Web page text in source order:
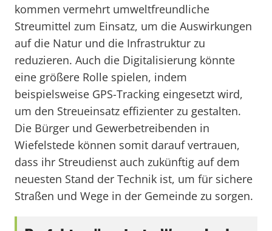
kommen vermehrt umweltfreundliche
Streumittel zum Einsatz, um die Auswirkungen
auf die Natur und die Infrastruktur zu
reduzieren. Auch die Digitalisierung könnte
eine größere Rolle spielen, indem
beispielsweise GPS-Tracking eingesetzt wird,
um den Streueinsatz effizienter zu gestalten.
Die Bürger und Gewerbetreibenden in
Wiefelstede können somit darauf vertrauen,
dass ihr Streudienst auch zukünftig auf dem
neuesten Stand der Technik ist, um für sichere
Straßen und Wege in der Gemeinde zu sorgen.